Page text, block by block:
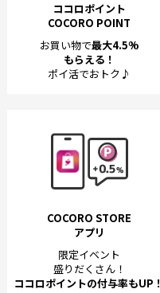
ココロポイント
COCORO POINT
お買い物で最大4.5%
もらえる！
ポイ活でおトク♪
COCORO STORE
アプリ
限定イベント
盛りだくさん！
ココロポイントの付与率もUP！